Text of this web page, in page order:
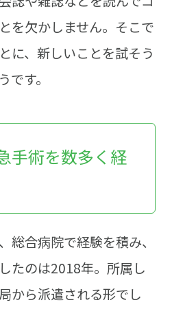
を欠かしません。そこで
に、新しいことを試そう
です。
手術を数多く経
総合病院で経験を積み、
たのは2018年。所属し
から派遣される形でし